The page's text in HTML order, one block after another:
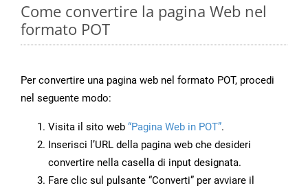
Come convertire la pagina Web nel
formato POT
Per convertire una pagina web nel formato POT, procedi
nel seguente modo:
Visita il sito web “Pagina Web in POT”.
Inserisci l’URL della pagina web che desideri
convertire nella casella di input designata.
Fare clic sul pulsante “Converti” per avviare il